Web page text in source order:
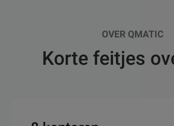
OVER QMATIC
Korte feitjes